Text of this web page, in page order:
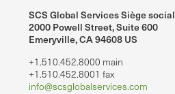
SCS Global Services Siège social
2000 Powell Street, Suite 600
Emeryville, CA 94608 US
+1.510.452.8000 main
+1.510.452.8001 fax
info@scsglobalservices.com